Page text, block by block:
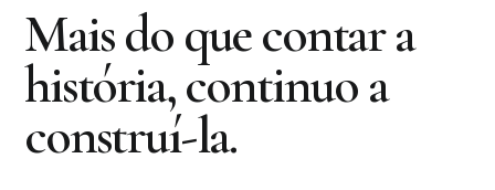
Mais do que contar a
história, continuo a
construí-la.